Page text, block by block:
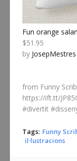
Fun orange
$51.95
by JosepMestres
from Funny
https://ift.tt/
#divertit
Tags: Funny
il·lustracions